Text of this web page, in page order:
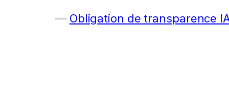
Obligation de transparence